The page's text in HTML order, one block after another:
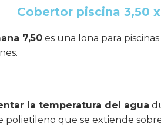
Cobertor piscina 3,50
7,50 es una lona para
la temperatura del agua
polietileno que se extiende